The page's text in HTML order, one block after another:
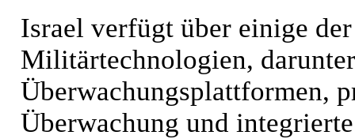
Israel verfügt über einige
Militärtechnologien,
Überwachungsplattformen,
Überwachung und